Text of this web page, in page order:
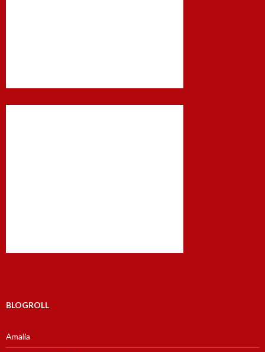
BLOGROLL
Amalia